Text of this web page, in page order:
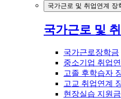
국가근로 및 취업연계 장
국가근로 및
국가근로장학금
중소기업 취업
고졸 후학습자
고교 취업연계
현장실습 지원금